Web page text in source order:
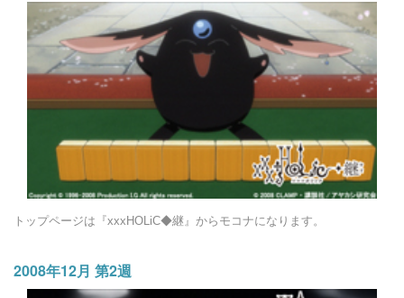
トップページは『xxxHOLiC◆継』からモコナになります。
2008年12月 第2週